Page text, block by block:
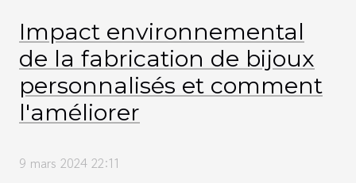
Impact environnemental
de la fabrication de bijoux
personnalisés et comment
l'améliorer
9 mars 2024 22:11